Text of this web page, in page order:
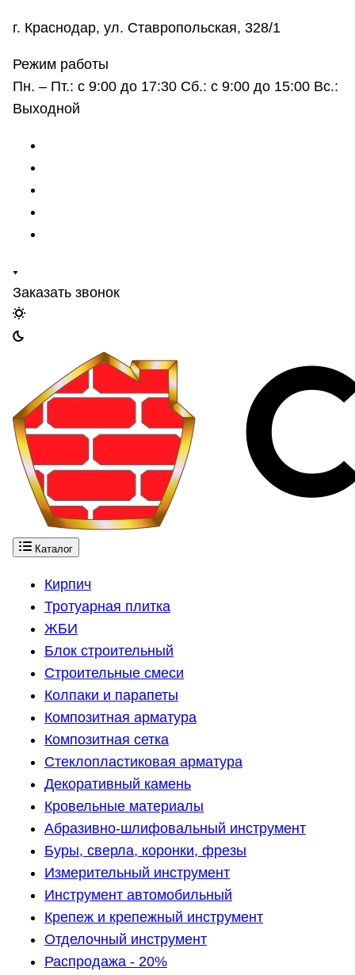
г. Краснодар, ул. Ставропольская, 328/1
Режим работы
Пн. – Пт.: с 9:00 до 17:30 Сб.: с 9:00 до 15:00 Вс.:
Выходной
Заказать звонок
Каталог
Кирпич
Тротуарная плитка
ЖБИ
Блок строительный
Строительные смеси
Колпаки и парапеты
Композитная арматура
Композитная сетка
Стеклопластиковая арматура
Декоративный камень
Кровельные материалы
Абразивно-шлифовальный инструмент
Буры, сверла, коронки, фрезы
Измерительный инструмент
Инструмент автомобильный
Крепеж и крепежный инструмент
Отделочный инструмент
Распродажа - 20%